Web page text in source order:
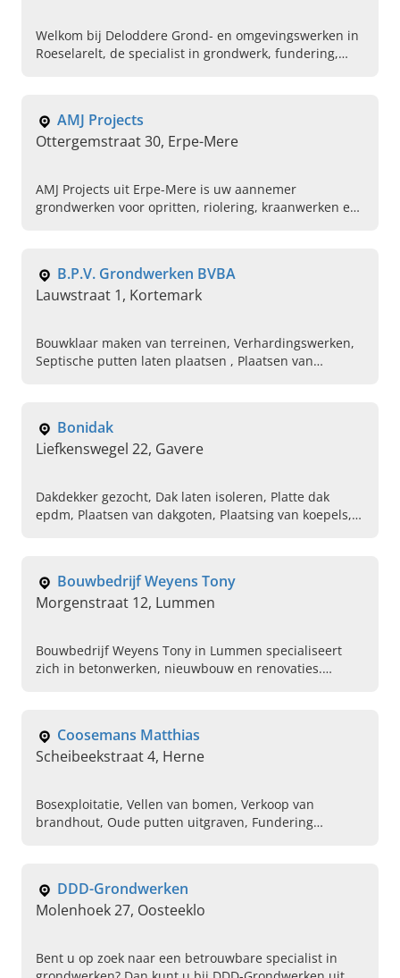
Welkom bij Deloddere Grond- en omgevingswerken in
Roeselarelt, de specialist in grondwerk, fundering,
AMJ Projects
Ottergemstraat 30, Erpe-Mere
AMJ Projects uit Erpe-Mere is uw aannemer
grondwerken voor opritten, riolering, kraanwerken en
B.P.V. Grondwerken BVBA
Lauwstraat 1, Kortemark
Bouwklaar maken van terreinen, Verhardingswerken,
Septische putten laten plaatsen , Plaatsen van
Fundering aanleggen, Kabels en leidingen aanleggen
Bonidak
Liefkenswegel 22, Gavere
Dakdekker gezocht, Dak laten isoleren, Platte dak
epdm, Plaatsen van dakgoten, Plaatsing van koepels,
Bouwbedrijf Weyens Tony
Morgenstraat 12, Lummen
Bouwbedrijf Weyens Tony in Lummen specialiseert
zich in betonwerken, nieuwbouw en renovaties.
Coosemans Matthias
Scheibeekstraat 4, Herne
Bosexploitatie, Vellen van bomen, Verkoop van
brandhout, Oude putten uitgraven, Fundering
DDD-Grondwerken
Molenhoek 27, Oosteeklo
Bent u op zoek naar een betrouwbare specialist in